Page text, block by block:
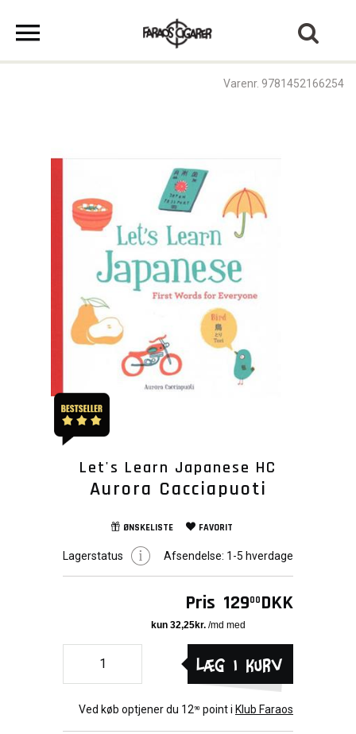
Varenr. 9781452166254
Let's Learn Japanese HC
Aurora Cacciapuoti
ØNSKELISTE FAVORIT
Lagerstatus Afsendelse: 1-5 hverdage
Pris 12900 DKK
Læg i kurv
Ved køb optjener du 1290 point i Klub Faraos